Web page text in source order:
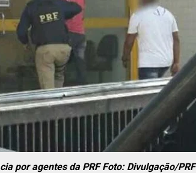
por agentes da PRF Foto: Divulgação/PRF